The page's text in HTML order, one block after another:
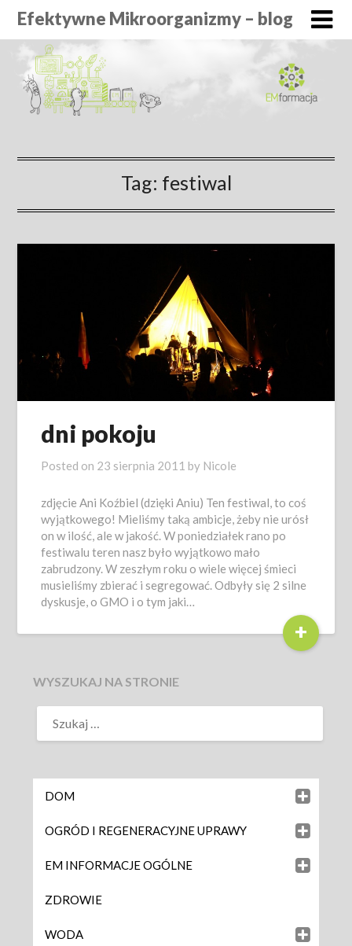
Efektywne Mikroorganizmy – blog
Tag: festiwal
dni pokoju
Posted on 23 sierpnia 2011 by Nicole
zdjęcie Ani Koźbiel (dzięki Aniu) Ten festiwal, to coś
wyjątkowego! Mieliśmy taką ambicje, żeby nie urósł
on w ilość, ale w jakość. W poniedziałek rano po
festiwalu teren nasz było wyjątkowo mało
zabrudzony. W zeszłym roku o wiele więcej śmieci
musieliśmy zbierać i segregować. Odbyły się 2 silne
dyskusje, o GMO i o tym jaki…
+
WYSZUKAJ NA STRONIE
DOM
OGRÓD I REGENERACYJNE UPRAWY
EM INFORMACJE OGÓLNE
ZDROWIE
WODA